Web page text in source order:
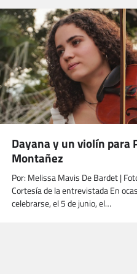
Dayana y un violín para
Montañez
Por: Melissa Mavis De Bardet |
Cortesía de la entrevistada En
celebrarse, el 5 de junio, el…